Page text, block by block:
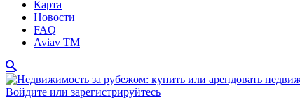
Карта
Новости
FAQ
Aviav TM
Войдите или зарегистрируйтесь